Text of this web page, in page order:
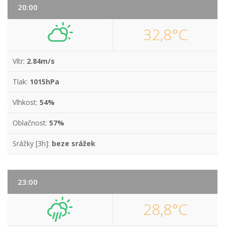
20:00
32,8°C
Vítr: 2.84m/s
Tlak: 1015hPa
Vlhkost: 54%
Oblačnost: 57%
Srážky [3h]: beze srážek
23:00
28,8°C